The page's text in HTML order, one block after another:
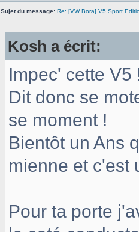
Sujet du message: Re: [VW Bora] V5 Sport
Kosh a écrit:
Impec' cette
Dit donc se
se moment !
Bientôt un Ans
mienne et c'est
Pour ta porte